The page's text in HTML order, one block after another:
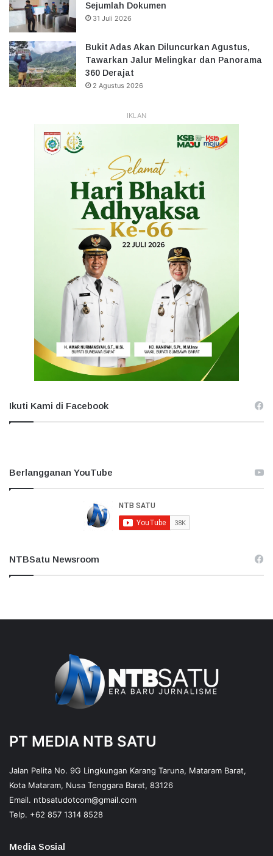
Sejumlah Dokumen
31 Juli 2026
Bukit Adas Akan Diluncurkan Agustus,
Tawarkan Jalur Melingkar dan Panorama
360 Derajat
2 Agustus 2026
IKLAN
Ikuti Kami di Facebook
Berlangganan YouTube
NTBSatu Newsroom
PT MEDIA NTB SATU
Jalan Pelita No. 9G Lingkungan Karang Taruna, Mataram Barat,
Kota Mataram, Nusa Tenggara Barat, 83126
Email. ntbsatudotcom@gmail.com
Telp. +62 857 1314 8528
Media Sosial